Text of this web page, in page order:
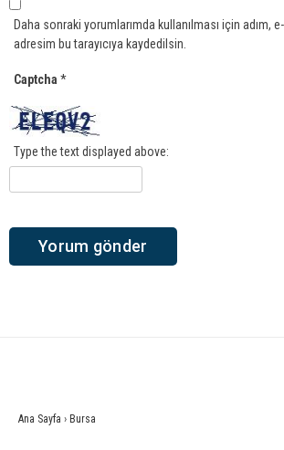
Daha sonraki yorumlarımda kullanılması için adım,
adresim bu tarayıcıya kaydedilsin.
Captcha *
Type the text displayed above:
Ana Sayfa › Bursa